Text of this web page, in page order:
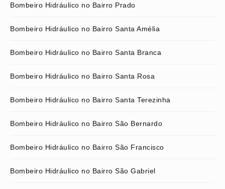
Bombeiro Hidráulico no Bairro Prado
Bombeiro Hidráulico no Bairro Santa Amélia
Bombeiro Hidráulico no Bairro Santa Branca
Bombeiro Hidráulico no Bairro Santa Rosa
Bombeiro Hidráulico no Bairro Santa Terezinha
Bombeiro Hidráulico no Bairro São Bernardo
Bombeiro Hidráulico no Bairro São Francisco
Bombeiro Hidráulico no Bairro São Gabriel